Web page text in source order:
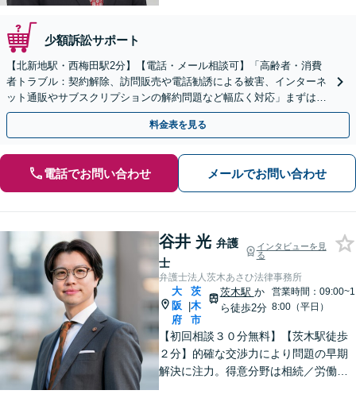
少額訴訟サポート
【北新地駅・西梅田駅2分】【電話・メール相談可】「高齢者・消費
者トラブル：契約解除、訪問販売や電話勧誘による被害、インターネ
ット通販やサブスクリプションの解約問題など幅広く対応」まずは一
度ご相談ください【休日・夜間相談可】
料金表を見る
電話でお問い合わせ メールでお問い合わせ
谷井 光 弁護
士
インタビューを見
る
弁護士法人茨木あさひ法律事務所
大
阪
府
|
茨
木
市
茨木駅 か
ら徒歩2分
営業時間：09:00~1
8:00（平日）
【初回相談３０分無料】【茨木駅徒歩
２分】的確な交渉力により問題の早期
解決に注力。得意分野は相続／労働／